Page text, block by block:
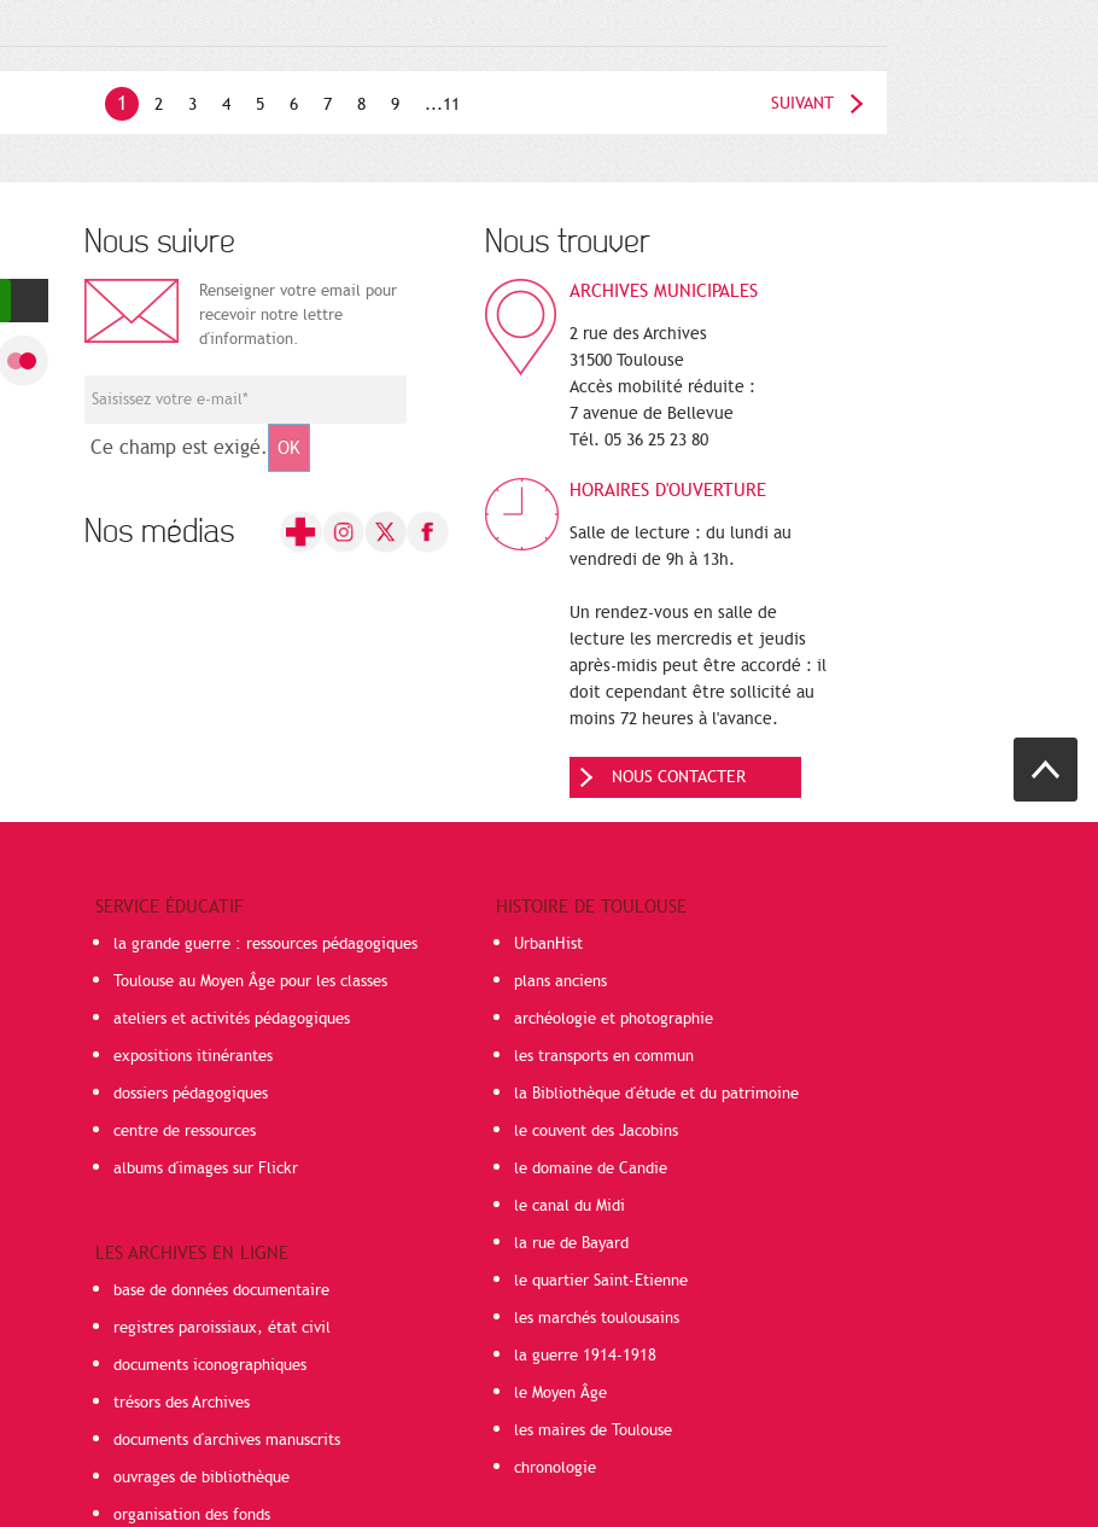
1 2 3 4 5 6 7 8 9 ...11 SUIVANT
Nous suivre
Renseigner votre email pour
recevoir notre lettre
d'information.
Ce champ est exigé. OK
Nos médias
Nous trouver
ARCHIVES MUNICIPALES
2 rue des Archives
31500 Toulouse
Accès mobilité réduite :
7 avenue de Bellevue
Tél. 05 36 25 23 80
HORAIRES D'OUVERTURE
Salle de lecture : du lundi au
vendredi de 9h à 13h.
Un rendez-vous en salle de
lecture les mercredis et jeudis
après-midis peut être accordé : il
doit cependant être sollicité au
moins 72 heures à l'avance.
NOUS CONTACTER
SERVICE ÉDUCATIF
la grande guerre : ressources pédagogiques
Toulouse au Moyen Âge pour les classes
ateliers et activités pédagogiques
expositions itinérantes
dossiers pédagogiques
centre de ressources
albums d'images sur Flickr
LES ARCHIVES EN LIGNE
base de données documentaire
registres paroissiaux, état civil
documents iconographiques
trésors des Archives
documents d'archives manuscrits
ouvrages de bibliothèque
organisation des fonds
HISTOIRE DE TOULOUSE
UrbanHist
plans anciens
archéologie et photographie
les transports en commun
la Bibliothèque d'étude et du patrimoine
le couvent des Jacobins
le domaine de Candie
le canal du Midi
la rue de Bayard
le quartier Saint-Etienne
les marchés toulousains
la guerre 1914-1918
le Moyen Âge
les maires de Toulouse
chronologie